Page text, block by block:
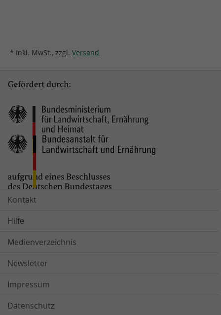
* Inkl. MwSt., zzgl. Versand
Kontakt
Hilfe
Medienverzeichnis
Newsletter
Impressum
Datenschutz